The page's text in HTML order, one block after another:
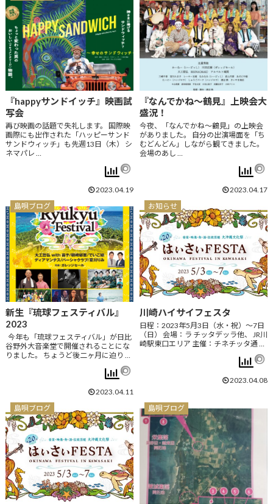
『happyサンドイッチ』映画試
写会
再び映画の話題で失礼します。 国際映
画際にも出作された「ハッピーサンド
サンドウィッチ」も先週13日（木） シ
ネマパレ …
2023.04.19
『なんでかね～鶴見』上映会大
盛況！
今夜、「なんでかね～鶴見」の上映会
がありました。 自分の出演場面を「ち
むどんどん」しながら観てきました。
会場のあし …
2023.04.17
島唄ブログ
新生『琉球フェスティバル』
2023
今年も「琉球フェスティバル」が日比
谷野外大音楽堂で開催されることにな
りました。 ちょうど後二ヶ月に迫り …
2023.04.11
お知らせ
川崎ハイサイフェスタ
日程：2023年5月3日（水・祝）～7日
（日） 会場：ラ チッタデッラ他、 JR川
崎駅東口エリア 主催：チネチッタ通 …
2023.04.08
島唄ブログ 島唄ブログ